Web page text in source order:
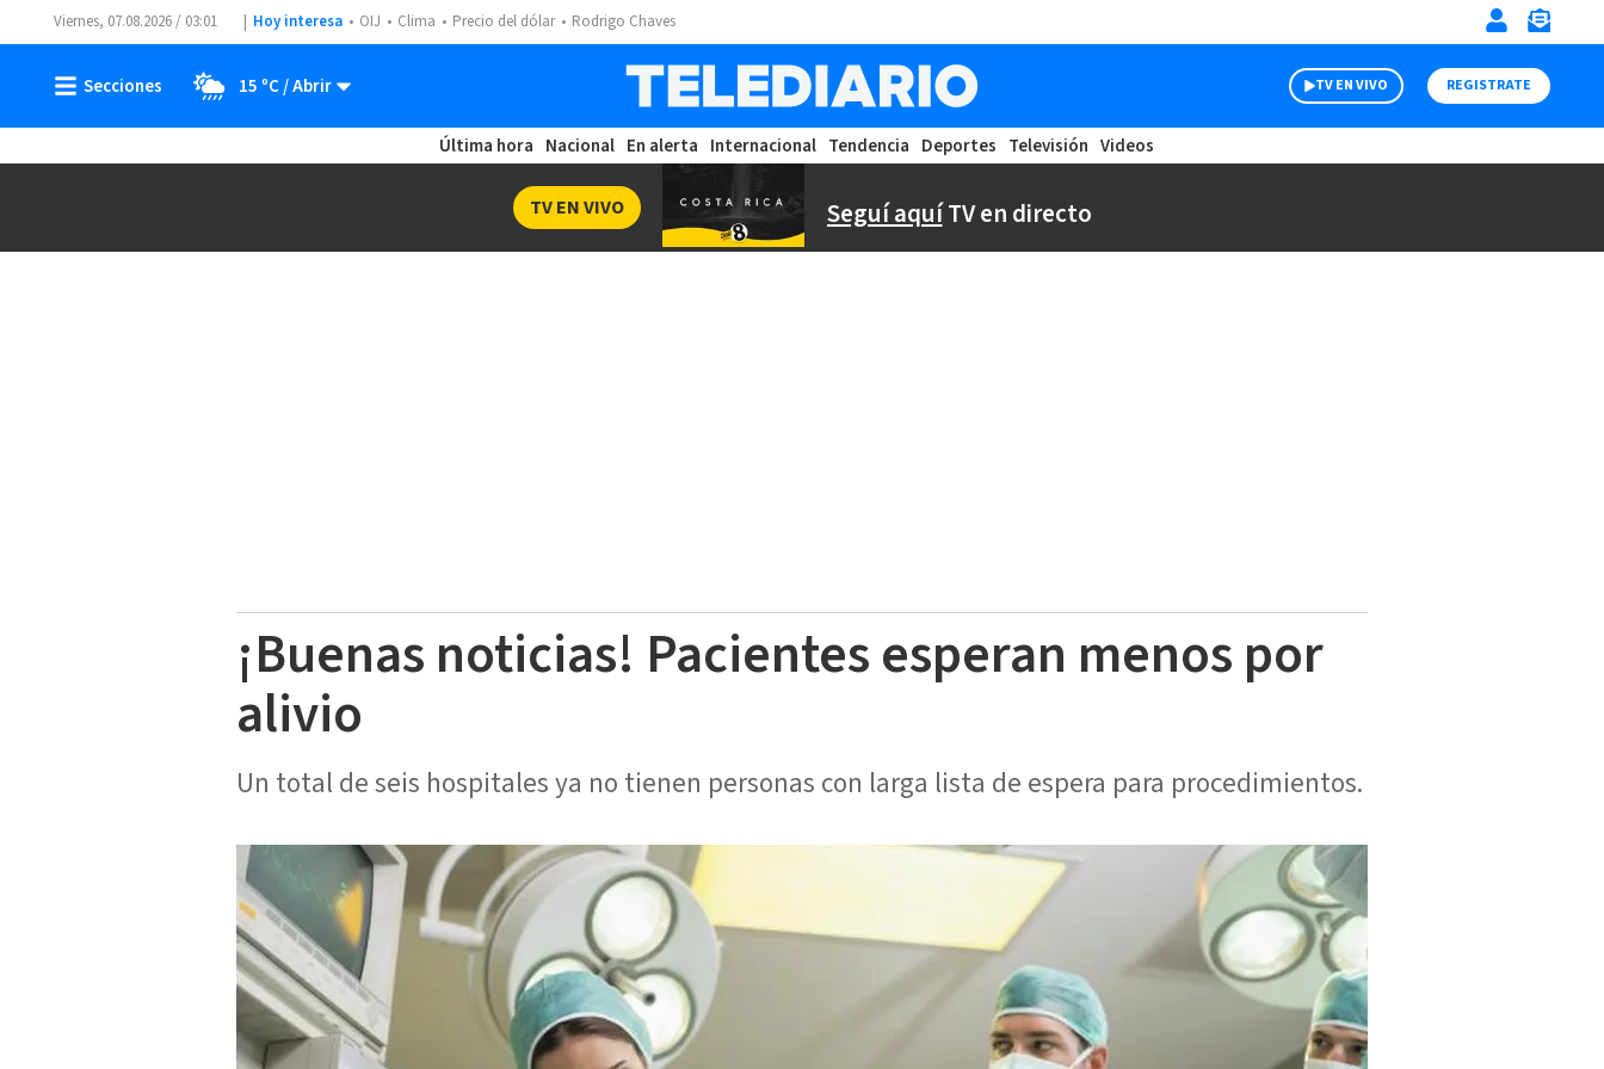
Viernes, 07.08.2026 / 03:01 Hoy interesa OIJ Clima Precio del dólar Rodrigo Chaves
15 ºC TV EN VIVO REGISTRATE
Última hora Nacional En alerta Internacional Tendencia Deportes Televisión Videos
Seguí aquíTV en directo
TV EN VIVO
¡Buenas noticias! Pacientes esperan menos por
alivio
Un total de seis hospitales ya no tienen personas con larga lista de espera para procedimientos.